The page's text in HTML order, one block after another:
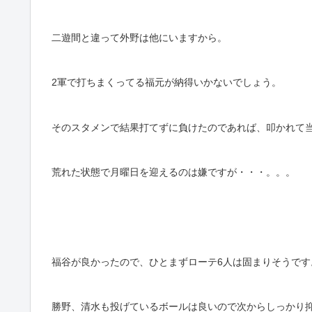
二遊間と違って外野は他にいますから。
2軍で打ちまくってる福元が納得いかないでしょう。
そのスタメンで結果打てずに負けたのであれば、叩かれて
荒れた状態で月曜日を迎えるのは嫌ですが・・・。。。
福谷が良かったので、ひとまずローテ6人は固まりそうです
勝野、清水も投げているボールは良いので次からしっかり